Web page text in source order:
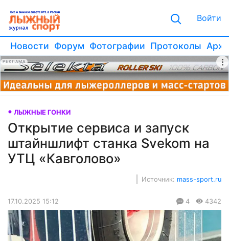
Войти
Новости Форум Фотографии Протоколы
РЕКЛАМА
ЛЫЖНЫЕ ГОНКИ
Открытие сервиса и запуск
штайншлифт станка Svekom на
УТЦ «Кавголово»
Источник: mass-sport.ru
17.10.2025 15:12 4 4342